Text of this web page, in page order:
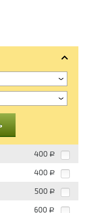
400 Р
400 Р
500 Р
600 Р